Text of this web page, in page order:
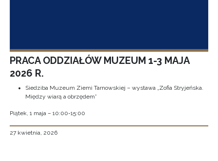
PRACA ODDZIAŁÓW MUZEUM 1-3 MAJA
2026 R.
Siedziba Muzeum Ziemi Tarnowskiej – wystawa „Zofia Stryjeńska.
Między wiarą a obrzędem”
Piątek, 1 maja – 10:00-15:00
27 kwietnia, 2026